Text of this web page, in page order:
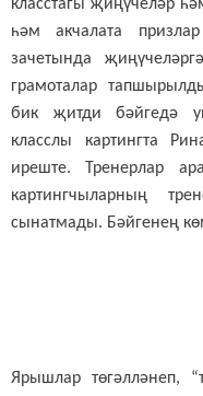
класстагы җиңүчеләр
һәм акчалата
зачетында
грамоталар
бик җитди бәйгедә
класслы картингта
иреште. Тренерлар
картингчыларның
сынатмады. Бәйгенең
Ярышлар төгәлләнеп,